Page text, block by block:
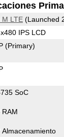
M LTE(Launched
IPS LCD
(Primary)
SoC
RAM
Almacenamiento